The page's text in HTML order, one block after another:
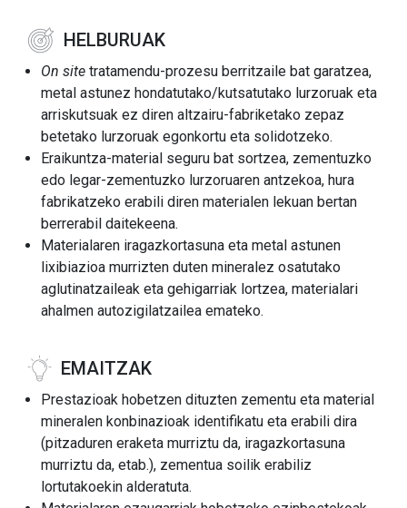
HELBURUAK
On site tratamendu-prozesu berritzaile bat garatzea,
metal astunez hondatutako/kutsatutako lurzoruak eta
arriskutsuak ez diren altzairu-fabriketako zepaz
betetako lurzoruak egonkortu eta solidotzeko.
Eraikuntza-material seguru bat sortzea, zementuzko
edo legar-zementuzko lurzoruaren antzekoa, hura
fabrikatzeko erabili diren materialen lekuan bertan
berrerabil daitekeena.
Materialaren iragazkortasuna eta metal astunen
lixibiazioa murrizten duten mineralez osatutako
aglutinatzaileak eta gehigarriak lortzea, materialari
ahalmen autozigilatzailea emateko.
EMAITZAK
Prestazioak hobetzen dituzten zementu eta material
mineralen konbinazioak identifikatu eta erabili dira
(pitzaduren eraketa murriztu da, iragazkortasuna
murriztu da, etab.), zementua soilik erabiliz
lortutakoekin alderatuta.